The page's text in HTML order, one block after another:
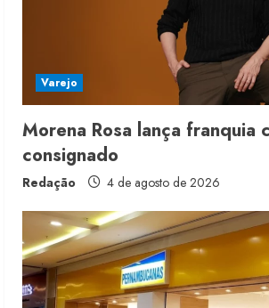
n
g
Varejo
Morena Rosa lança franquia
consignado
Redação 4 de agosto de 2026